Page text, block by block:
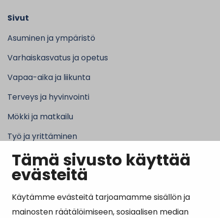
Tämä sivusto käyttää
evästeitä
Käytämme evästeitä tarjoamamme sisällön ja
mainosten räätälöimiseen, sosiaalisen median
Sivut
Asuminen ja ympäristö
Varhaiskasvatus ja opetus
Vapaa-aika ja liikunta
Terveys ja hyvinvointi
Mökki ja matkailu
Työ ja yrittäminen
Kunta ja hallinto
Suosituimmat sivut